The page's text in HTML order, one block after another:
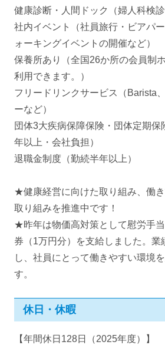
健康診断・人間ドック（婦人科検診
社内イベント（社員旅行・ビアパ
ォーキングイベントの開催など）
保養所あり（全国26か所の会員制
利用できます。）
フリードリンクサービス（Barista
ーなど）
団体3大疾病保障保険・団体定期保
年以上・会社負担）
退職金制度（勤続半年以上）
★健康経営に向けた取り組み、働
取り組みを推進中です！
★昨年は物価高対策として慰労手
券（1万円分）を支給しました。業
し、社員にとって働きやすい環境
す。
休日・休暇
【年間休日128日（2025年度）】